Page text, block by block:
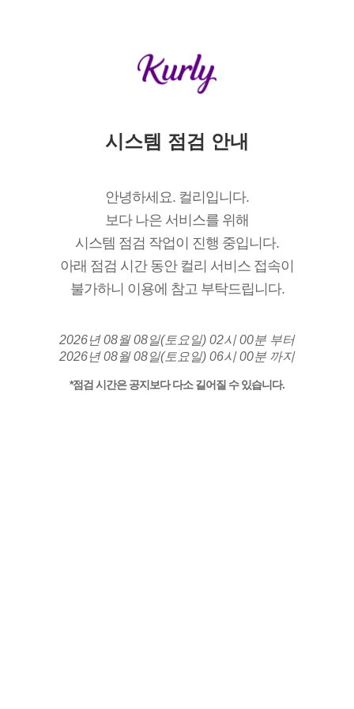
시스템 점검 안내
안녕하세요. 컬리입니다.
보다 나은 서비스를 위해
시스템 점검 작업이 진행 중입니다.
아래 점검 시간 동안 컬리 서비스 접속이
불가하니 이용에 참고 부탁드립니다.
2026년 08월 08일(토요일) 02시 00분 부터
2026년 08월 08일(토요일) 06시 00분 까지
*점검 시간은 공지보다 다소 길어질 수 있습니다.